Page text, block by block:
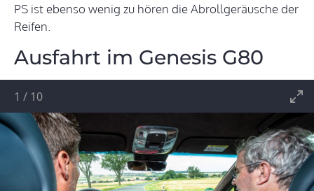
PS ist ebenso wenig zu hören die Abrollgeräusche der
Reifen.
Ausfahrt im Genesis G80
1 / 10